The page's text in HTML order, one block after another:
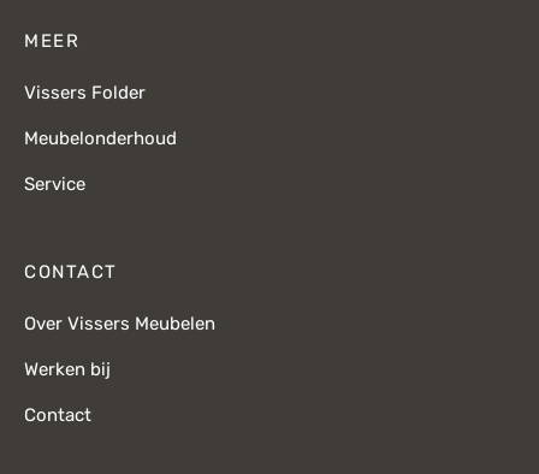
MEER
Vissers Folder
Meubelonderhoud
Service
CONTACT
Over Vissers Meubelen
Werken bij
Contact